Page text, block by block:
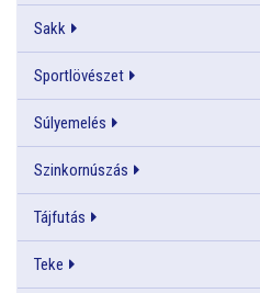
Sakk
Sportlövészet
Súlyemelés
Szinkornúszás
Tájfutás
Teke